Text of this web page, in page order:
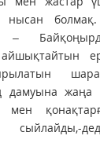
нысан
–
дамуына жаңа
мен
сыйлайды,-